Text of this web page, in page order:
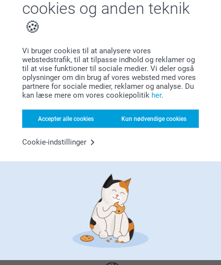
cookies og anden teknik
Vi bruger cookies til at analysere vores
webstedstrafik, til at tilpasse indhold og reklamer og
til at vise funktioner til sociale medier. Vi deler også
oplysninger om din brug af vores websted med vores
partnere for sociale medier, reklamer og analyse. Du
kan læse mere om vores cookiepolitik her.
Accepter alle cookies Kun nødvendige cookies
Cookie-indstillinger
Tilfreds kunde garanti
Leder du efter inspiration?